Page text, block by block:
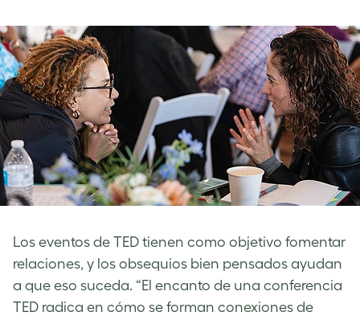
Los eventos de TED tienen como objetivo fomentar
relaciones, y los obsequios bien pensados ​​ayudan
a que eso suceda. “El encanto de una conferencia
TED radica en cómo se forman conexiones de